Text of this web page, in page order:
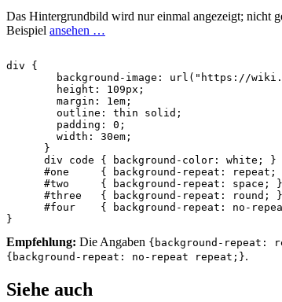
Das Hintergrundbild wird nur einmal angezeigt; nicht
Beispiel ansehen …
div
{
background-image : url("https://
height : 109px ;
margin : 1em ;
outline : thin solid ;
padding : 0 ;
width : 30em ;
}
div
code { background-color : white ;
}
#one
{ background-repeat : repeat ;
#two
{ background-repeat : space ;
}
#three
{ background-repeat : round ;
}
#four
{ background-repeat : no-
}
Empfehlung: Die Angaben {background-repeat:
{background-repeat: no-repeat repeat;}.
Siehe auch